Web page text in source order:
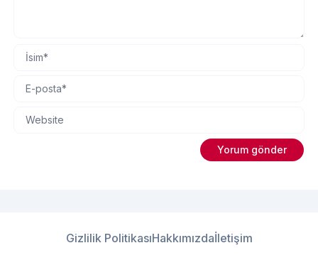
Gizlilik PolitikasıHakkımızdaİletişim